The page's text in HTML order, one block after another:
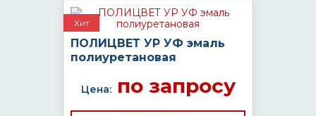
Хит
ПОЛИЦВЕТ УР УФ эмаль
полиуретановая
Цена:по запросу